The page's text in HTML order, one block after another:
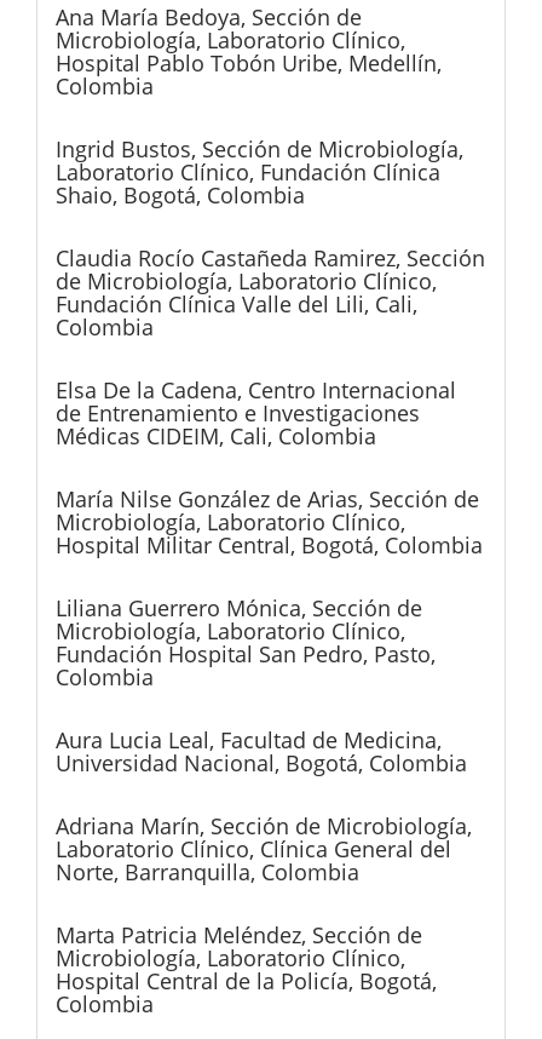
Ana María Bedoya, Sección de
Microbiología, Laboratorio Clínico,
Hospital Pablo Tobón Uribe, Medellín,
Colombia
Ingrid Bustos, Sección de Microbiología,
Laboratorio Clínico, Fundación Clínica
Shaio, Bogotá, Colombia
Claudia Rocío Castañeda Ramirez, Sección
de Microbiología, Laboratorio Clínico,
Fundación Clínica Valle del Lili, Cali,
Colombia
Elsa De la Cadena, Centro Internacional
de Entrenamiento e Investigaciones
Médicas CIDEIM, Cali, Colombia
María Nilse González de Arias, Sección de
Microbiología, Laboratorio Clínico,
Hospital Militar Central, Bogotá, Colombia
Liliana Guerrero Mónica, Sección de
Microbiología, Laboratorio Clínico,
Fundación Hospital San Pedro, Pasto,
Colombia
Aura Lucia Leal, Facultad de Medicina,
Universidad Nacional, Bogotá, Colombia
Adriana Marín, Sección de Microbiología,
Laboratorio Clínico, Clínica General del
Norte, Barranquilla, Colombia
Marta Patricia Meléndez, Sección de
Microbiología, Laboratorio Clínico,
Hospital Central de la Policía, Bogotá,
Colombia